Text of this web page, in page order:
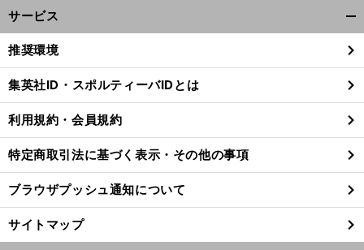
サービス
閉
る
推奨環境
集英社ID・スポルティーバIDとは
利用規約・会員規約
特定商取引法に基づく表示・その他の事項
ブラウザプッシュ通知について
サイトマップ